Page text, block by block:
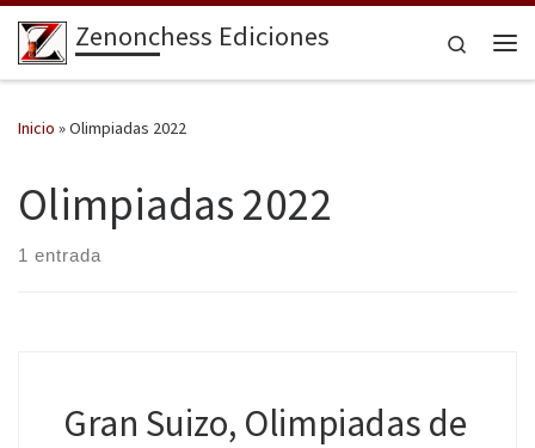
Saltar al contenido
Zenonchess Ediciones
Search
Inicio »Olimpiadas 2022
Olimpiadas 2022
1 entrada
Gran Suizo, Olimpiadas de